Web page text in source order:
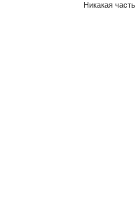
Никакая